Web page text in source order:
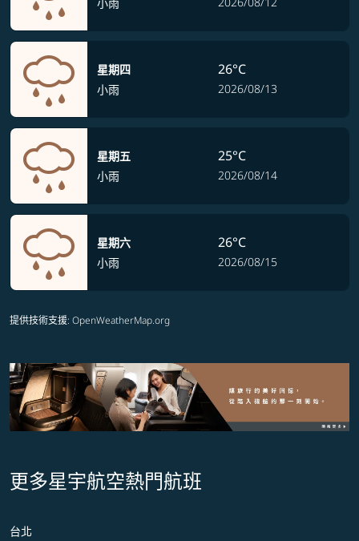
星期四
小雨
26°C
2026/08/13
星期五
小雨
25°C
2026/08/14
星期六
小雨
26°C
2026/08/15
提供技術支援: OpenWeatherMap.org
更多星宇航空熱門航班
台北